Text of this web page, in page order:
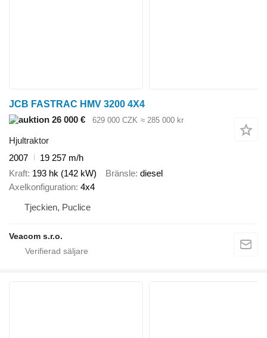
JCB FASTRAC HMV 3200 4X4
26 000 €
629 000 CZK ≈ 285 000 kr
Hjultraktor
2007
19 257 m/h
Kraft 193 hk (142 kW) Bränsle diesel
Axelkonfiguration 4x4
Tjeckien, Puclice
Veacom s.r.o.